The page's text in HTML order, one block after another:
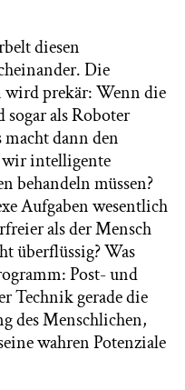
diesen
Die
wird prekär: Wenn die
sogar als Roboter
dann den
wir intelligente
behandeln müssen?
Aufgaben wesentlich
als der Mensch
überflüssig? Was
Post- und
Technik gerade die
des Menschlichen,
wahren Potenziale